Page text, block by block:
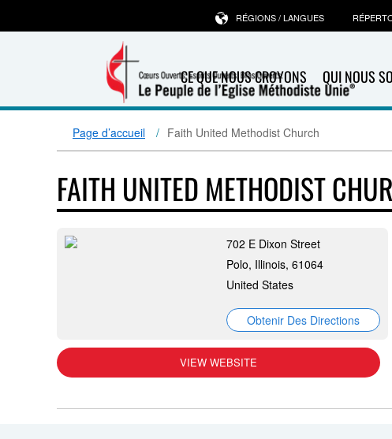
CE QUE NOUS CROYONS QUI NOUS
RÉGIONS / LANGUES
Page d’accueil Faith United Methodist Church
FAITH UNITED METHODIST
702 E Dixon Street
Polo, Illinois, 61064
United States
Obtenir Des Directions
VIEW WEBSITE